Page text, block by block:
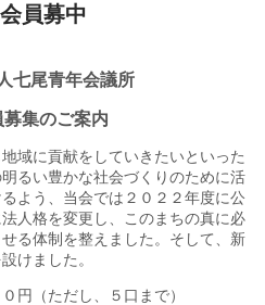
員募中
七尾青年会議所
集のご案内
域に貢献をしていきたいといった
るい豊かな社会づくりのために活
よう、当会では２０２２年度に公
人格を変更し、このまちの真に必
る体制を整えました。そして、新
けました。
円（ただし、５口まで）